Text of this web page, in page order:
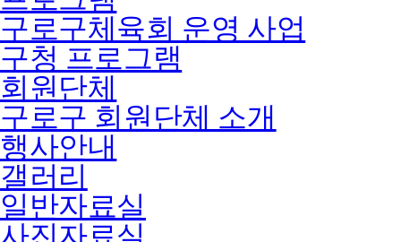
구로구체육회 운영 사업
구청 프로그램
회원단체
구로구 회원단체 소개
행사안내
갤러리
일반자료실
사진자료실